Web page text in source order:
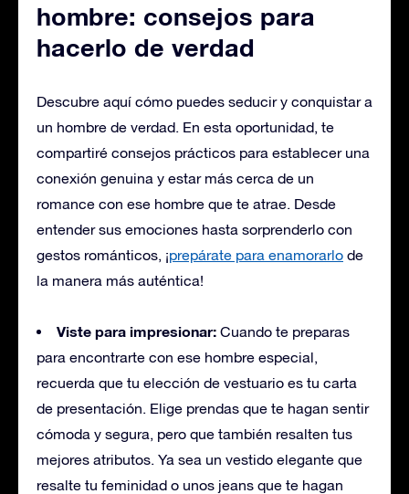
hombre: consejos para
hacerlo de verdad
Descubre aquí cómo puedes seducir y conquistar a
un hombre de verdad. En esta oportunidad, te
compartiré consejos prácticos para establecer una
conexión genuina y estar más cerca de un
romance con ese hombre que te atrae. Desde
entender sus emociones hasta sorprenderlo con
gestos románticos, ¡prepárate para enamorarlo de
la manera más auténtica!
Viste para impresionar: Cuando te preparas
para encontrarte con ese hombre especial,
recuerda que tu elección de vestuario es tu carta
de presentación. Elige prendas que te hagan sentir
cómoda y segura, pero que también resalten tus
mejores atributos. Ya sea un vestido elegante que
resalte tu feminidad o unos jeans que te hagan